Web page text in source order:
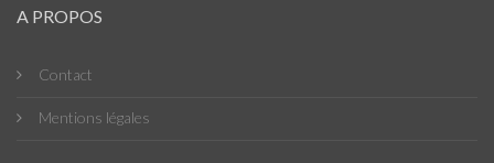
A PROPOS
Contact
Mentions légales